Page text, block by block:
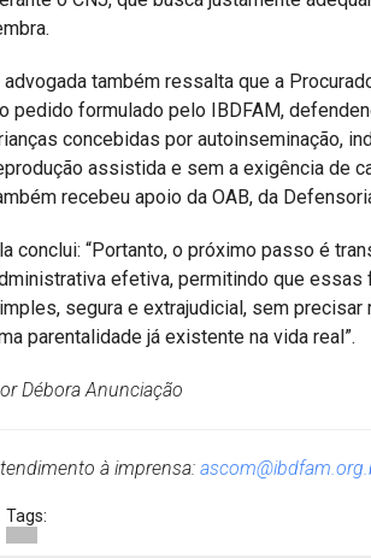
advogada também ressalta que a
pedido formulado pelo IBDFAM,
concebidas por autoinseminação,
assistida e sem a exigência de
recebeu apoio da OAB, da
conclui: “Portanto, o próximo passo é
efetiva, permitindo que
segura e extrajudicial, sem
parentalidade já existente na vida real”.
Débora Anunciação
à imprensa:
Tags: